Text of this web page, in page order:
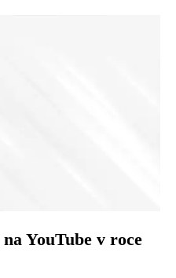
YouTube v roce